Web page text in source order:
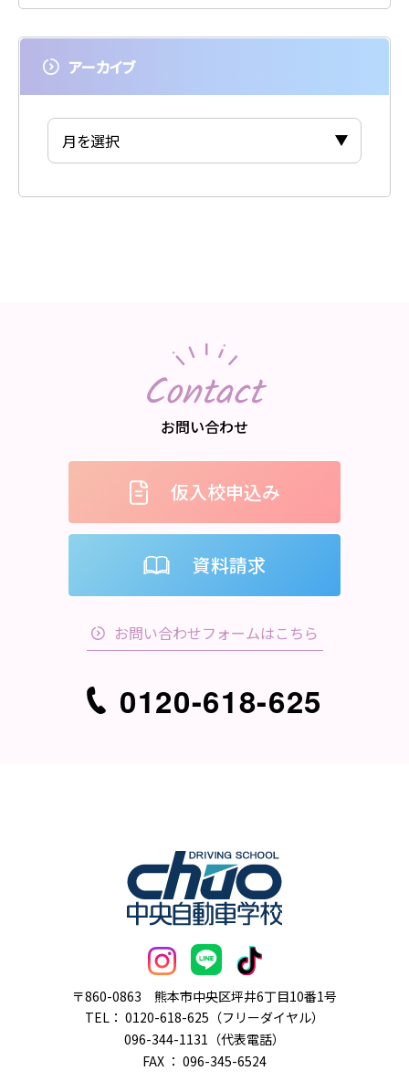
アーカイブ
お問い合わせ
Contact
仮入校申込み
資料請求
お問い合わせフォームはこちら
0120-618-625
〒860-0863 熊本市中央区坪井6丁目10番1号
TEL： 0120-618-625（フリーダイヤル）
096-344-1131（代表電話）
FAX ： 096-345-6524